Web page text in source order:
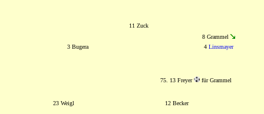
11 Zuck
8 Grammel
3 Bugera
4 Linsmayer
75. 13 Freyer für Grammel
23 Weigl 12 Becker